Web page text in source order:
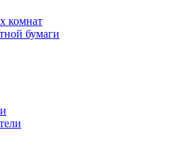
комнат
бумаги